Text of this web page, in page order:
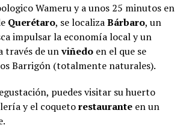
Wameru y a unos 25 minutos en
Querétaro, se localizaBárbaro, un
impulsar la economía local y un
través de unviñedo en el que se
Barrigón (totalmente naturales).
puedes visitar su huerto
y el coquetorestaurante en un